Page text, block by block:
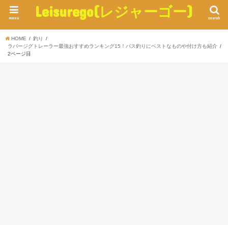
Leisurego(レジャーゴー) search
menu
HOME
釣り
ラバージグトレーラー最強おすすめランキング15！バス釣りにベストなものや付け方も紹介
2ページ目